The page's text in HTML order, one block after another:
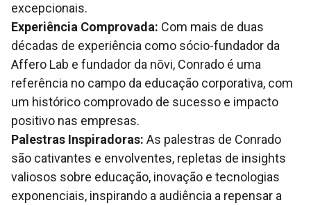
excepcionais.
Experiência Comprovada: Com mais de duas
décadas de experiência como sócio-fundador da
Affero Lab e fundador da nōvi, Conrado é uma
referência no campo da educação corporativa, com
um histórico comprovado de sucesso e impacto
positivo nas empresas.
Palestras Inspiradoras: As palestras de Conrado
são cativantes e envolventes, repletas de insights
valiosos sobre educação, inovação e tecnologias
exponenciais, inspirando a audiência a repensar a